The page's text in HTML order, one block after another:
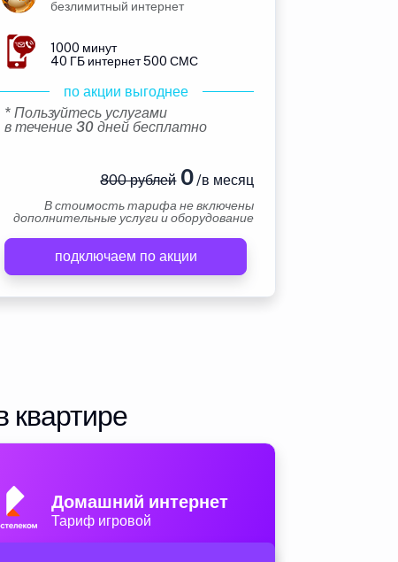
безлимитный интернет
1000 минут
40 ГБ интернет 500 СМС
по акции выгоднее
* Пользуйтесь услугами
в течение 30 дней бесплатно
800 рублей0/в месяц
В стоимость тарифа не включены
дополнительные услуги и оборудование
подключаем по акции
квартире
Домашний интернет
Тариф игровой